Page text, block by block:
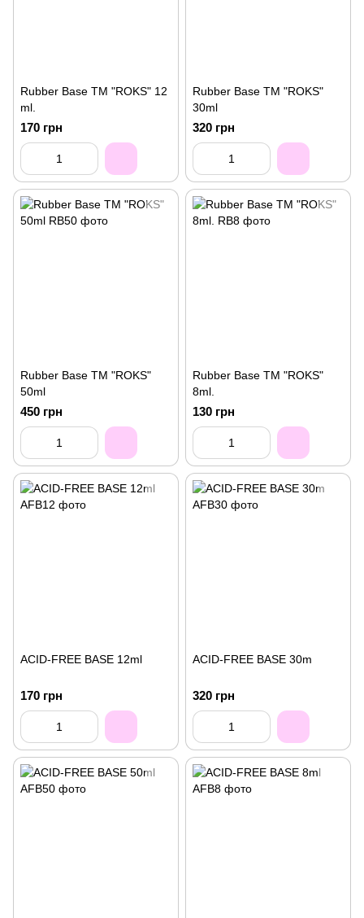
Rubber Base ТМ "ROKS" 12
ml.
170 грн
Rubber Base ТМ "ROKS"
30ml
320 грн
Rubber Base ТМ "ROKS"
50ml
450 грн
Rubber Base ТМ "ROKS"
8ml.
130 грн
ACID-FREE BASE 12ml
170 грн
ACID-FREE BASE 30m
320 грн